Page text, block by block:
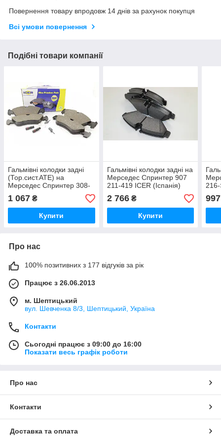
Повернення товару впродовж 14 днів за рахунок покупця
Всі умови повернення
Подібні товари компанії
Гальмівні колодки задні
(Тор.сист.ATE) на
Мерседес Спринтер 308-
316 2002-2006-> ICER -
141103
1 067 ₴
Купити
Гальмівні колодки задні на
Мерседес Спринтер 907
211-419 ICER (Іспанія)
142350
2 766₴
Купити
997
Про нас
100% позитивних з 177 відгуків за рік
Працює з 26.06.2013
м. Шептицький
вул. Шевченка 8/3, Шептицький, Україна
Контакти
Сьогодні працює з 09:00 до 16:00
Показати весь графік роботи
Про нас
Контакти
Доставка та оплата